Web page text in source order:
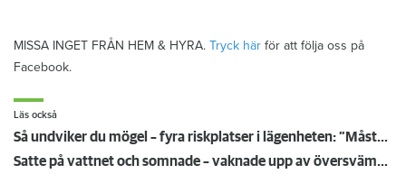
MISSA INGET FRÅN HEM & HYRA. Tryck här för att följa oss på
Facebook.
Läs också
Så undviker du mögel – fyra riskplatser i lägenheten: ”Måste städa bort”
Satte på vattnet och somnade – vaknade upp av översvämning hos grannen